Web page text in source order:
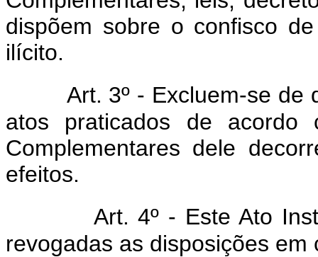
dispõem sobre o confisco
ilícito.
Art. 3º - Excluem-se de
atos praticados de acordo
Complementares dele
efeitos.
Art. 4º - Este Ato
revogadas as disposições em